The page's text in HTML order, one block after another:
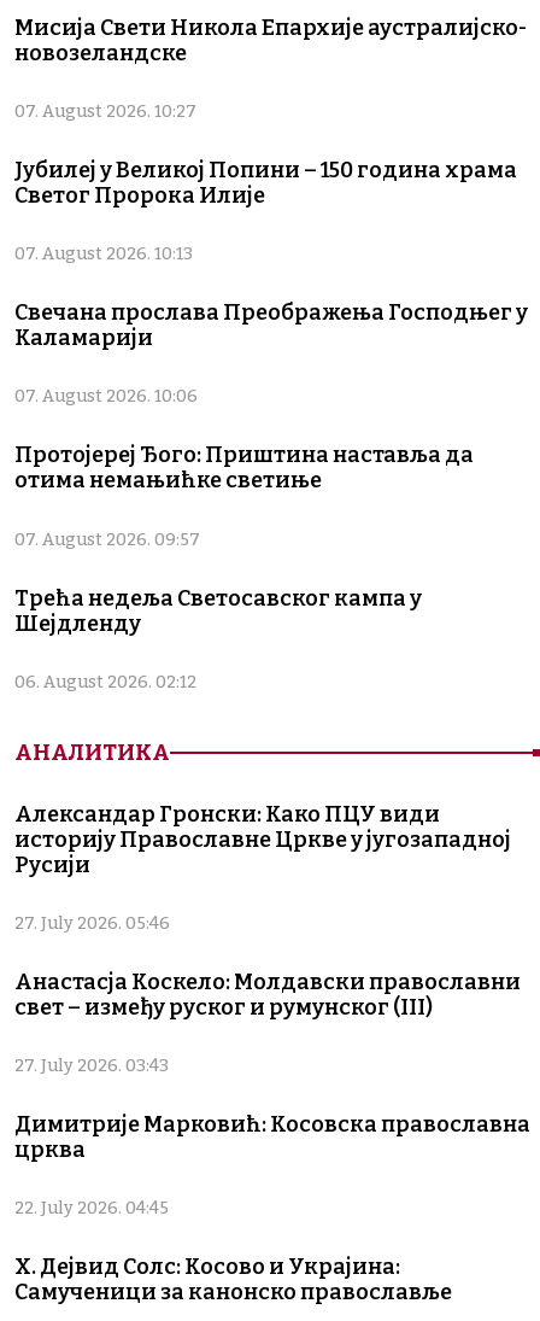
Мисија Свети Никола Епархије аустралијско-
новозеландске
07. August 2026. 10:27
Јубилеј у Великој Попини – 150 година храма
Светог Пророка Илије
07. August 2026. 10:13
Свечана прослава Преображења Господњег у
Каламарији
07. August 2026. 10:06
Протојереј Ђого: Приштина наставља да
отима немањићке светиње
07. August 2026. 09:57
Трећа недеља Светосавског кампа у
Шејдленду
06. August 2026. 02:12
АНАЛИТИКА
Александар Гронски: Како ПЦУ види
историју Православне Цркве у југозападној
Русији
27. July 2026. 05:46
Анастасја Коскело: Молдавски православни
свет – између руског и румунског (III)
27. July 2026. 03:43
Димитрије Марковић: Косовска православна
црква
22. July 2026. 04:45
Х. Дејвид Солс: Косово и Украјина:
Самученици за канонско православље